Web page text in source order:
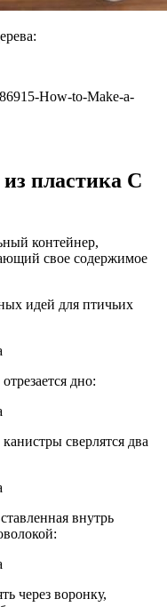
How-to-Make-a-
пластика С
контейнер,
свое содержимое
идей для птичьих
дно:
сверлятся два
внутрь
через воронку,